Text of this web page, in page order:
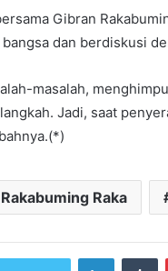
Gibran
dan berdiskusi
masalah,
Jadi, saat
Raka
LinkedIn